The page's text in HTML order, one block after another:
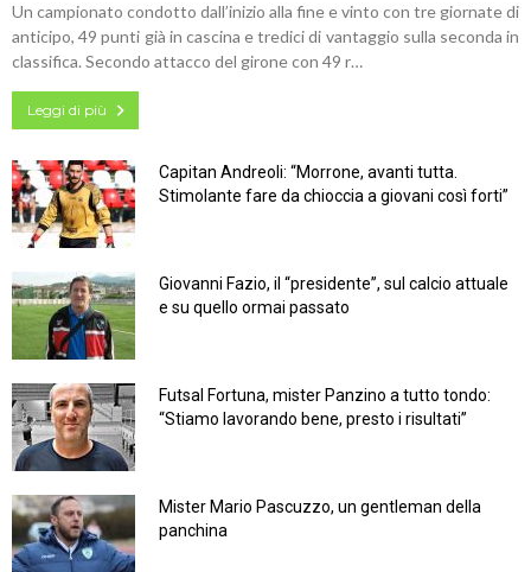
Un campionato condotto dall’inizio alla fine e vinto con tre giornate di
anticipo, 49 punti già in cascina e tredici di vantaggio sulla seconda in
classifica. Secondo attacco del girone con 49 r…
Leggi di più
Capitan Andreoli: “Morrone, avanti tutta.
Stimolante fare da chioccia a giovani così forti”
Giovanni Fazio, il “presidente”, sul calcio attuale
e su quello ormai passato
Futsal Fortuna, mister Panzino a tutto tondo:
“Stiamo lavorando bene, presto i risultati”
Mister Mario Pascuzzo, un gentleman della
panchina